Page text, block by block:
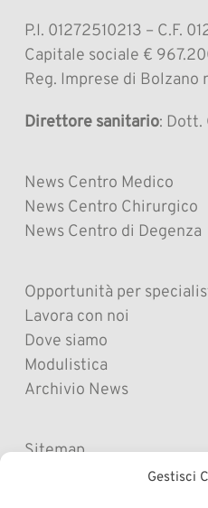
Gestisci
P.I. 01272510213 – C.F.
Capitale sociale €
Reg. Imprese di Bolzano
Direttore sanitario: Dott.
News Centro Medico
News Centro Chirurgico
News Centro di Degenza
Opportunità per
Lavora con noi
Dove siamo
Modulistica
Archivio News
Sitemap